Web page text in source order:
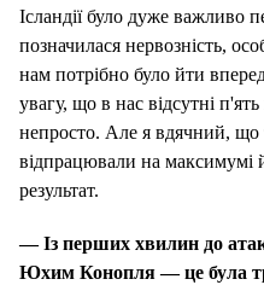
Ісландії було дуже важливо
позначилася нервозність,
нам потрібно було йти
увагу, що в нас відсутні
непросто. Але я вдячний, що
відпрацювали на
результат.
— Із перших хвилин до
Юхим Конопля — це була